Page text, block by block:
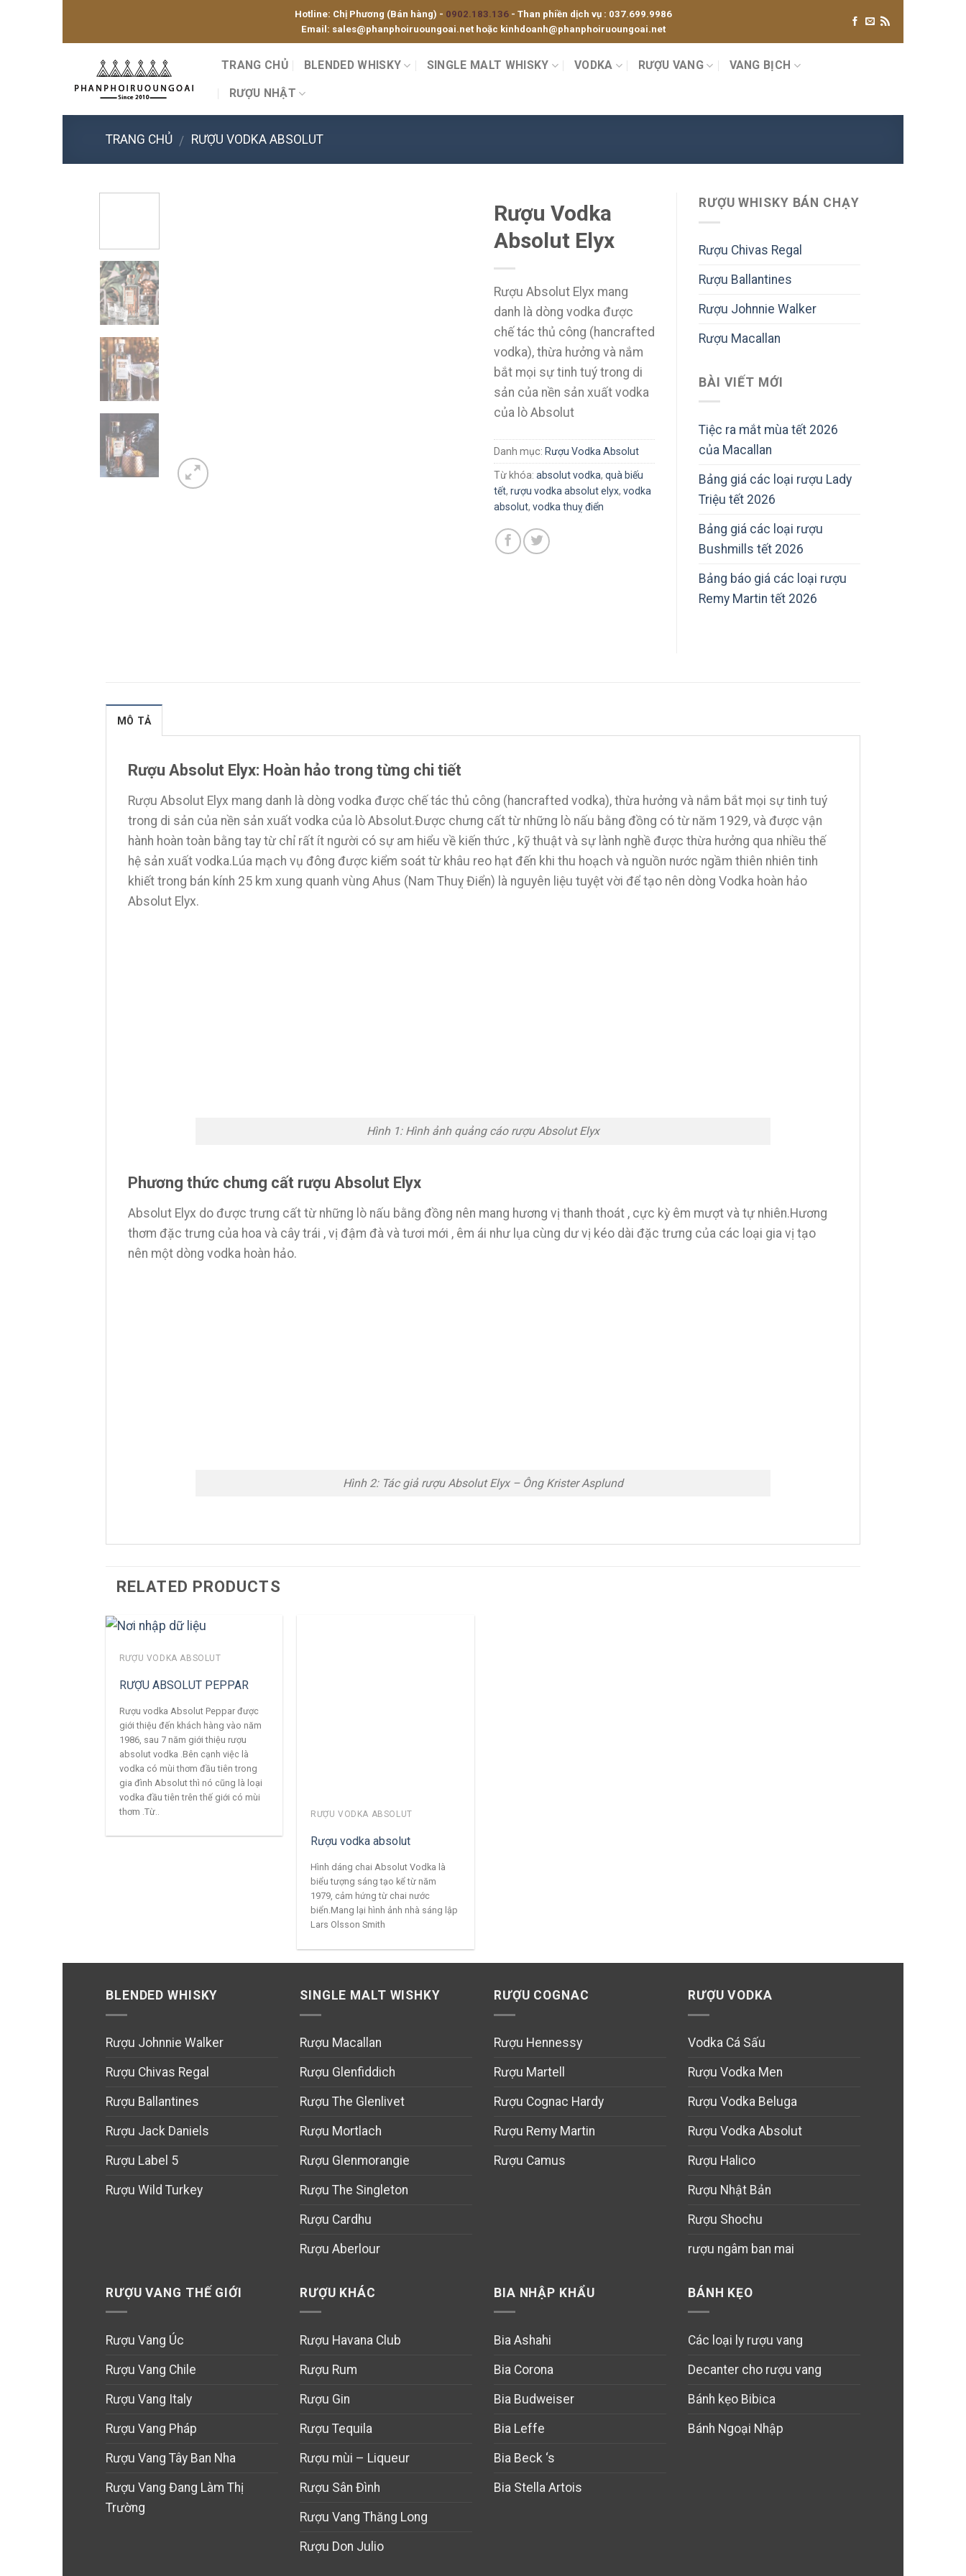
Hotline: Chị Phương (Bán hàng) - 0902.183.136 - Than phiền dịch vụ : 037.699.9986
Email: sales@phanphoiruoungoai.nethoặc kinhdoanh@phanphoiruoungoai.net
TRANG CHỦ BLENDED WHISKY SINGLE MALT WHISKY VODKA RƯỢU VANG VANG BỊCH
RƯỢU NHẬT
TRANG CHỦ / RƯỢU VODKA ABSOLUT
Rượu Vodka
Absolut Elyx
Rượu Absolut Elyx mang
danh là dòng vodka được
chế tác thủ công (hancrafted
vodka), thừa hưởng và nắm
bắt mọi sự tinh tuý trong di
sản của nền sản xuất vodka
của lò Absolut
Danh mục: Rượu Vodka Absolut
Từ khóa: absolut vodka, quà biếu
tết, rượu vodka absolut elyx, vodka
absolut, vodka thuỵ điển
RƯỢU WHISKY BÁN CHẠY
Rượu Chivas Regal
Rượu Ballantines
Rượu Johnnie Walker
Rượu Macallan
BÀI VIẾT MỚI
Tiệc ra mắt mùa tết 2026
của Macallan
Bảng giá các loại rượu Lady
Triệu tết 2026
Bảng giá các loại rượu
Bushmills tết 2026
Bảng báo giá các loại rượu
Remy Martin tết 2026
MÔ TẢ
Rượu Absolut Elyx: Hoàn hảo trong từng chi tiết
Rượu Absolut Elyx mang danh là dòng vodka được chế tác thủ công (hancrafted vodka), thừa hưởng và nắm bắt mọi sự tinh tuý
trong di sản của nền sản xuất vodka của lò Absolut.Được chưng cất từ những lò nấu bằng đồng có từ năm 1929, và được vận
hành hoàn toàn bằng tay từ chỉ rất ít người có sự am hiểu về kiến thức , kỹ thuật và sự lành nghề được thừa hưởng qua nhiều thế
hệ sản xuất vodka.Lúa mạch vụ đông được kiểm soát từ khâu reo hạt đến khi thu hoạch và nguồn nước ngầm thiên nhiên tinh
khiết trong bán kính 25 km xung quanh vùng Ahus (Nam Thuỵ Điển) là nguyên liệu tuyệt vời để tạo nên dòng Vodka hoàn hảo
Absolut Elyx.
Hình 1: Hình ảnh quảng cáo rượu Absolut Elyx
Phương thức chưng cất rượu Absolut Elyx
Absolut Elyx do được trưng cất từ những lò nấu bằng đồng nên mang hương vị thanh thoát , cực kỳ êm mượt và tự nhiên.Hương
thơm đặc trưng của hoa và cây trái , vị đậm đà và tươi mới , êm ái như lụa cùng dư vị kéo dài đặc trưng của các loại gia vị tạo
nên một dòng vodka hoàn hảo.
Hình 2: Tác giả rượu Absolut Elyx – Ông Krister Asplund
RELATED PRODUCTS
RƯỢU VODKA ABSOLUT
RƯỢU ABSOLUT PEPPAR
Rượu vodka Absolut Peppar được
giới thiệu đến khách hàng vào năm
1986, sau 7 năm giới thiệu rượu
absolut vodka .Bên cạnh việc là
vodka có mùi thơm đầu tiên trong
gia đình Absolut thì nó cũng là loại
vodka đầu tiên trên thế giới có mùi
thơm .Từ..
RƯỢU VODKA ABSOLUT
Rượu vodka absolut
Hình dáng chai Absolut Vodka là
biểu tượng sáng tạo kể từ năm
1979, cảm hứng từ chai nước
biển.Mang lại hình ảnh nhà sáng lập
Lars Olsson Smith
BLENDED WHISKY
Rượu Johnnie Walker
Rượu Chivas Regal
Rượu Ballantines
Rượu Jack Daniels
Rượu Label 5
Rượu Wild Turkey
SINGLE MALT WISHKY
Rượu Macallan
Rượu Glenfiddich
Rượu The Glenlivet
Rượu Mortlach
Rượu Glenmorangie
Rượu The Singleton
Rượu Cardhu
Rượu Aberlour
RƯỢU COGNAC
Rượu Hennessy
Rượu Martell
Rượu Cognac Hardy
Rượu Remy Martin
Rượu Camus
RƯỢU VODKA
Vodka Cá Sấu
Rượu Vodka Men
Rượu Vodka Beluga
Rượu Vodka Absolut
Rượu Halico
Rượu Nhật Bản
Rượu Shochu
rượu ngâm ban mai
RƯỢU VANG THẾ GIỚI
Rượu Vang Úc
Rượu Vang Chile
Rượu Vang Italy
Rượu Vang Pháp
Rượu Vang Tây Ban Nha
Rượu Vang Đang Làm Thị
Trường
RƯỢU KHÁC
Rượu Havana Club
Rượu Rum
Rượu Gin
Rượu Tequila
Rượu mùi – Liqueur
Rượu Sân Đình
Rượu Vang Thăng Long
Rượu Don Julio
BIA NHẬP KHẨU
Bia Ashahi
Bia Corona
Bia Budweiser
Bia Leffe
Bia Beck ‘s
Bia Stella Artois
BÁNH KẸO
Các loại ly rượu vang
Decanter cho rượu vang
Bánh kẹo Bibica
Bánh Ngoại Nhập